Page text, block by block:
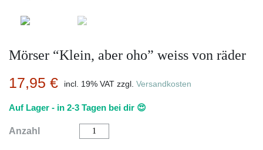
Mörser “Klein, aber oho” weiss von räder
17,95 € incl. 19% VAT zzgl. Versandkosten
Auf Lager - in 2-3 Tagen bei dir 😍
Anzahl
Mörser
"Klein,